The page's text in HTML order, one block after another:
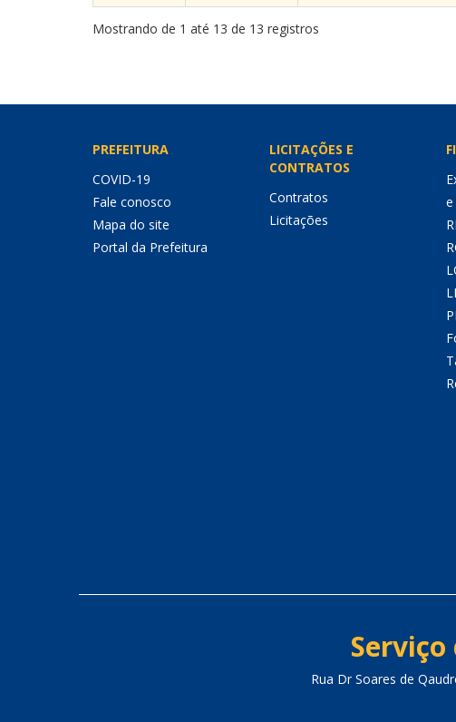
Mostrando de 1 até 13 de 13 registros
PREFEITURA
COVID-19
Fale conosco
Mapa do site
Portal da Prefeitura
LICITAÇÕES E
CONTRATOS
Contratos
Licitações
e
Rua Dr Soares de